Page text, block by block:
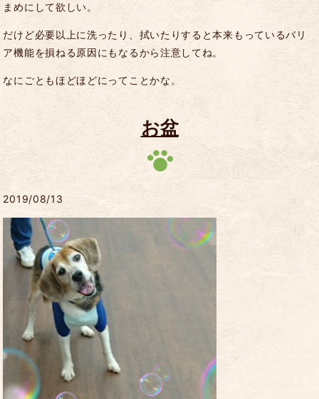
まめにして欲しい。
だけど必要以上に洗ったり、拭いたりすると本来もっているバリ
ア機能を損ねる原因にもなるから注意してね。
なにごともほどほどにってことかな。
お盆
2019/08/13